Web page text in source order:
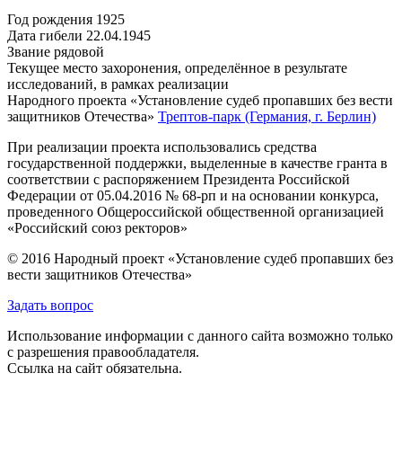
Год рождения 1925
Дата гибели 22.04.1945
Звание рядовой
Текущее место захоронения, определённое в результате
исследований, в рамках реализации
Народного проекта «Установление судеб пропавших без вести
защитников Отечества» Трептов-парк (Германия, г. Берлин)
При реализации проекта использовались средства
государственной поддержки, выделенные в качестве гранта в
соответствии с распоряжением Президента Российской
Федерации от 05.04.2016 № 68-рп и на основании конкурса,
проведенного Общероссийской общественной организацией
«Российский союз ректоров»
© 2016 Народный проект «Установление судеб пропавших без
вести защитников Отечества»
Задать вопрос
Использование информации с данного сайта возможно только
с разрешения правообладателя.
Ссылка на сайт обязательна.